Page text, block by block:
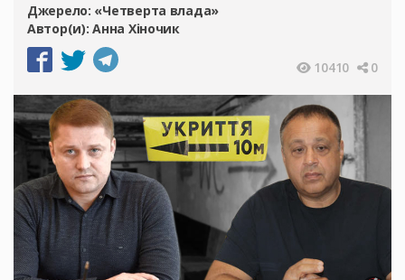
Джерело: «Четверта влада»
Автор(и):Анна Хіночик
10410 0